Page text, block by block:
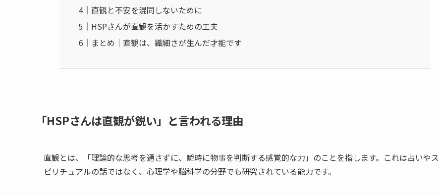
直観と不安を混同しないために
HSPさんが直観を活かすための工夫
まとめ｜直観は、繊細さが生んだ才能です
「HSPさんは直観が鋭い」と言われる理由
直観とは、「理論的な思考を通さずに、瞬時に物事を判断する感覚的な力」のことを指します。これは占いやス
ピリチュアルの話ではなく、心理学や脳科学の分野でも研究されている能力です。